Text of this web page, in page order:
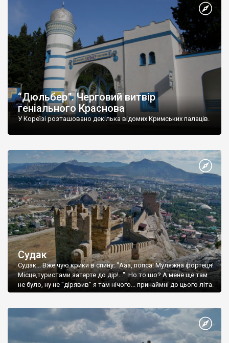
“Дюльбер”. Черговий витвір
геніального Краснова
У Кореїзі розташовано декілька відомих Кримських палаців.
Судак
Судак... Вже чую крики в спину: "Ааа, попса! Муляжна фортеця!
Місце,туристами затерте до дір!..." Но то шо? А мене ще там
не було, ну не "дірявив" я там нічого... принаймні до цього літа.